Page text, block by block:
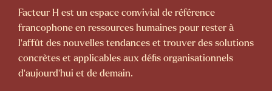
Facteur H est un espace convivial de référence
francophone en ressources humaines pour rester à
l’affût des nouvelles tendances et trouver des solutions
concrètes et applicables aux défis organisationnels
d’aujourd’hui et de demain.